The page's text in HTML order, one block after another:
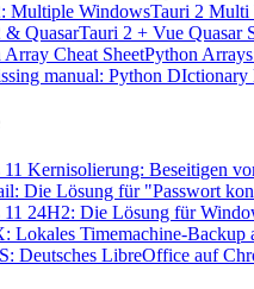
Tauri 2 Multi
Tauri 2 + Vue Quasar
Python
Kernisolierung: Beseitigen
Die Lösung für "Passwort
24H2: Die Lösung für
Lokales Timemachine-Backup
Deutsches LibreOffice auf